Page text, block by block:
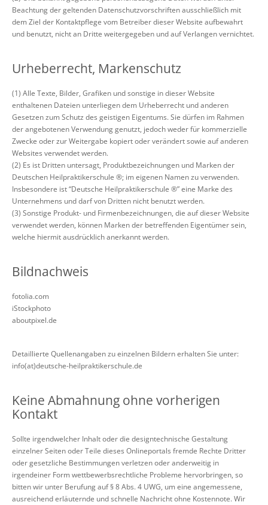
Beachtung der geltenden Datenschutzvorschriften ausschließlich mit
dem Ziel der Kontaktpflege vom Betreiber dieser Website aufbewahrt
und benutzt, nicht an Dritte weitergegeben und auf Verlangen vernichtet.
Urheberrecht, Markenschutz
(1) Alle Texte, Bilder, Grafiken und sonstige in dieser Website
enthaltenen Dateien unterliegen dem Urheberrecht und anderen
Gesetzen zum Schutz des geistigen Eigentums. Sie dürfen im Rahmen
der angebotenen Verwendung genutzt, jedoch weder für kommerzielle
Zwecke oder zur Weitergabe kopiert oder verändert sowie auf anderen
Websites verwendet werden.
(2) Es ist Dritten untersagt, Produktbezeichnungen und Marken der
Deutschen Heilpraktikerschule ®; im eigenen Namen zu verwenden.
Insbesondere ist “Deutsche Heilpraktikerschule ®” eine Marke des
Unternehmens und darf von Dritten nicht benutzt werden.
(3) Sonstige Produkt- und Firmenbezeichnungen, die auf dieser Website
verwendet werden, können Marken der betreffenden Eigentümer sein,
welche hiermit ausdrücklich anerkannt werden.
Bildnachweis
fotolia.com
iStockphoto
aboutpixel.de
Detaillierte Quellenangaben zu einzelnen Bildern erhalten Sie unter:
info(at)deutsche-heilpraktikerschule.de
Keine Abmahnung ohne vorherigen
Kontakt
Sollte irgendwelcher Inhalt oder die designtechnische Gestaltung
einzelner Seiten oder Teile dieses Onlineportals fremde Rechte Dritter
oder gesetzliche Bestimmungen verletzen oder anderweitig in
irgendeiner Form wettbewerbsrechtliche Probleme hervorbringen, so
bitten wir unter Berufung auf § 8 Abs. 4 UWG, um eine angemessene,
ausreichend erläuternde und schnelle Nachricht ohne Kostennote. Wir